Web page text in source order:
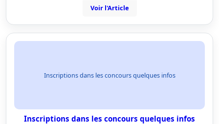
Voir l'Article
Inscriptions dans les concours quelques infos
Inscriptions dans les concours quelques infos